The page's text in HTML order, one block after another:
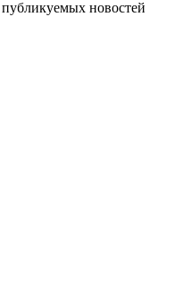
публикуемых новостей